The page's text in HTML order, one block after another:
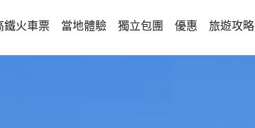
鐵火車票 當地體驗 獨立包團 優惠 旅遊攻略